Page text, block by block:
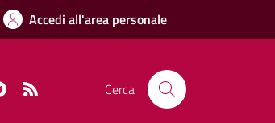
Accedi all'area personale
Telegram Cerca